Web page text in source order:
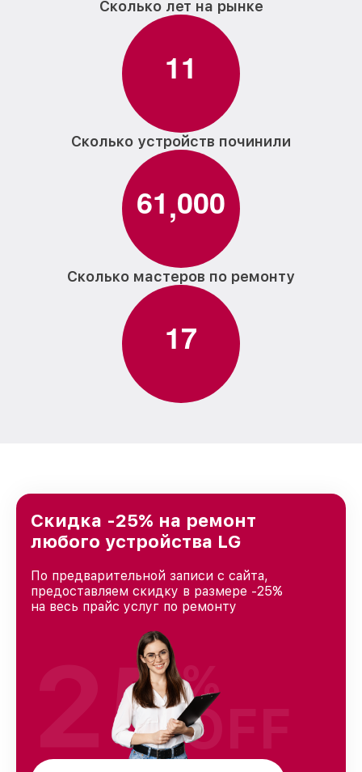
Сколько лет на рынке
11
Сколько устройств починили
61,000
Сколько мастеров по ремонту
17
Скидка -25% на ремонт
любого устройства LG
По предварительной записи с сайта,
предоставляем скидку в размере -25%
на весь прайс услуг по ремонту
25%
OFF